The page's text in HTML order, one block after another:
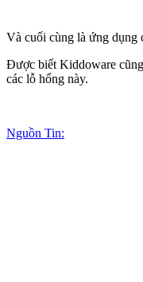
Và cuối cùng là ứng dụng
Được biết Kiddoware
các lỗ hổng này.
Nguồn Tin: